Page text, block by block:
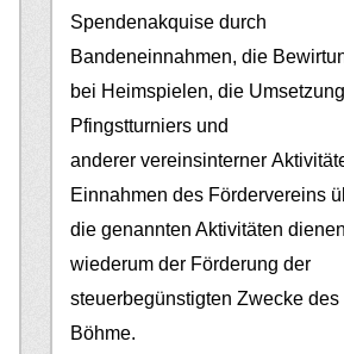
Spendenakquise durch
Bandeneinnahmen, die
bei Heimspielen, die
Pfingstturniers und
anderer vereinsinterner
Einnahmen des Fördervereins
die genannten Aktivitäten dienen
wiederum der Förderung der
steuerbegünstigten Zwecke des
Böhme.